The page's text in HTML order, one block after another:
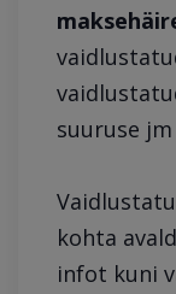
suuruse
kohta
infot kuni